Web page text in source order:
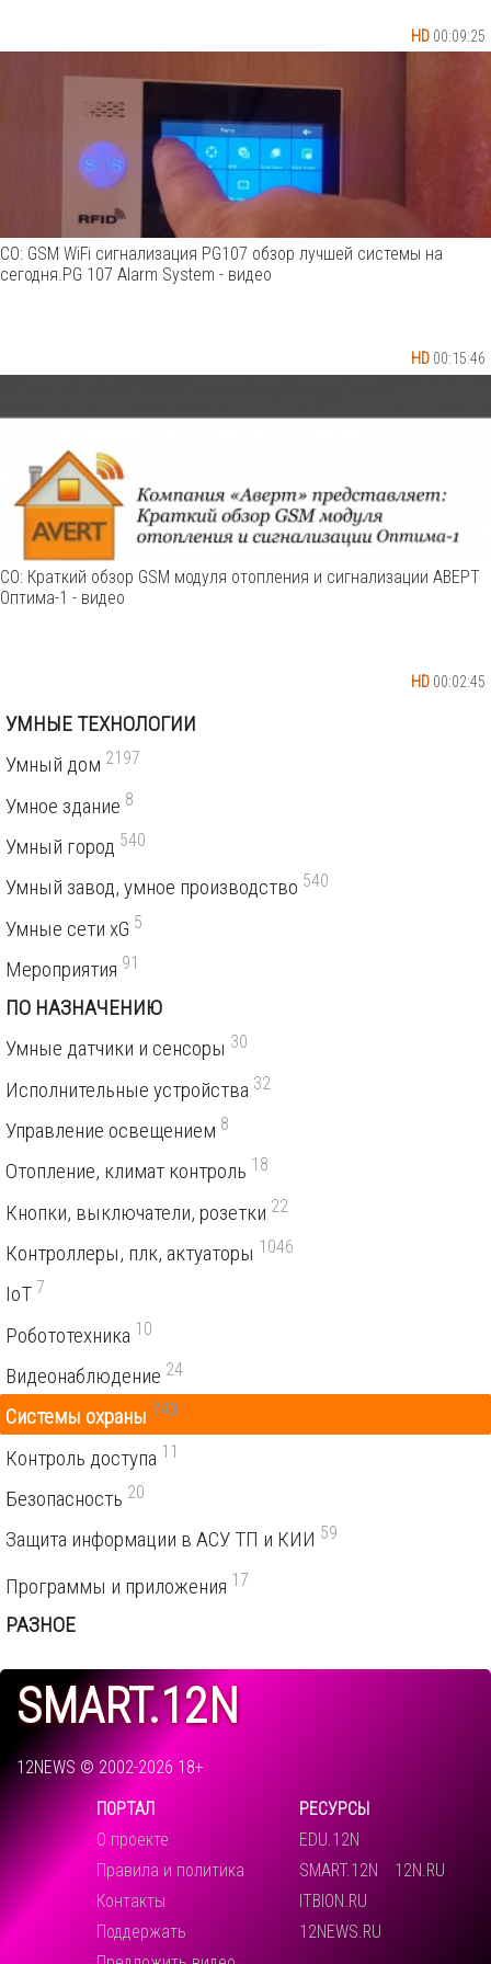
HD 00:09:25
HD 00:15:46
СО: GSM WiFi сигнализация PG107 обзор лучшей системы на
сегодня.PG 107 Alarm System - видео
HD 00:02:45
СО: Краткий обзор GSM модуля отопления и сигнализации АВЕРТ
Оптима-1 - видео
УМНЫЕ ТЕХНОЛОГИИ
Умный дом 2197
Умное здание 8
Умный город 540
Умный завод, умное производство 540
Умные сети xG 5
Мероприятия 91
ПО НАЗНАЧЕНИЮ
Умные датчики и сенсоры 30
Исполнительные устройства 32
Управление освещением 8
Отопление, климат контроль 18
Кнопки, выключатели, розетки 22
Контроллеры, плк, актуаторы 1046
IoT 7
Робототехника 10
Видеонаблюдение 24
Системы охраны 743
Контроль доступа 11
Безопасность 20
Защита информации в АСУ ТП и КИИ 59
Программы и приложения 17
РАЗНОЕ
SMART.12N
12NEWS © 2002-2026 18+
ПОРТАЛ
О проекте
Правила и политика
Контакты
Поддержать
РЕСУРСЫ
EDU.12N
SMART.12N
12N.RU
ITBION.RU
12NEWS.RU